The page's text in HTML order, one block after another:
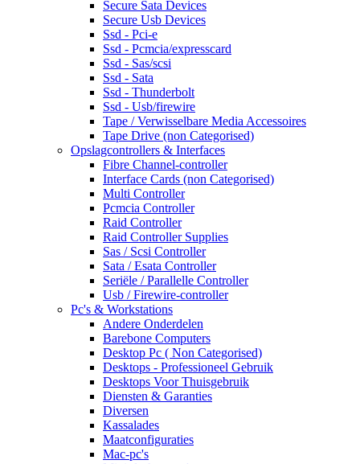
Secure Sata Devices
Secure Usb Devices
Ssd - Pci-e
Ssd - Pcmcia/expresscard
Ssd - Sas/scsi
Ssd - Sata
Ssd - Thunderbolt
Ssd - Usb/firewire
Tape / Verwisselbare Media Accessoires
Tape Drive (non Categorised)
Opslagcontrollers & Interfaces
Fibre Channel-controller
Interface Cards (non Categorised)
Multi Controller
Pcmcia Controller
Raid Controller
Raid Controller Supplies
Sas / Scsi Controller
Sata / Esata Controller
Seriële / Parallelle Controller
Usb / Firewire-controller
Pc's & Workstations
Andere Onderdelen
Barebone Computers
Desktop Pc ( Non Categorised)
Desktops - Professioneel Gebruik
Desktops Voor Thuisgebruik
Diensten & Garanties
Diversen
Kassalades
Maatconfiguraties
Mac-pc's